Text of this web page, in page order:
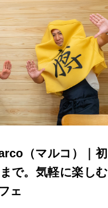
（マルコ）｜初
で。気軽に楽しむ
ェ